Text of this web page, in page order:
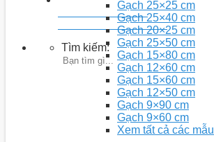
Youtobe: Nhà 5D
Kênh chia sẻ video kiến thức
Tìm kiếm:
Gạch 25×25 cm
Gạch 25×40 cm
Gạch 20×25 cm
Gạch 25×50 cm
Gạch 15×80 cm
Gạch 12×60 cm
Gạch 15×60 cm
Gạch 12×50 cm
Gạch 9×90 cm
Gạch 9×60 cm
Xem tất cả các mẫu